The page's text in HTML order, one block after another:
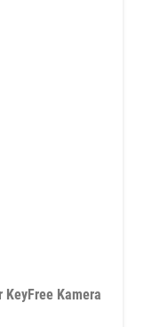
Kamera